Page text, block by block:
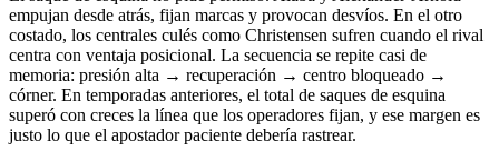
empujan desde atrás, fijan marcas y provocan desvíos. En el otro
costado, los centrales culés como Christensen sufren cuando el rival
centra con ventaja posicional. La secuencia se repite casi de
memoria: presión alta → recuperación → centro bloqueado →
córner. En temporadas anteriores, el total de saques de esquina
superó con creces la línea que los operadores fijan, y ese margen es
justo lo que el apostador paciente debería rastrear.